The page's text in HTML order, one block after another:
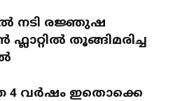
നടി രജ്ഞുഷ
തൂങ്ങിമരിച്ച
4 വര്‍ഷം ഇതൊക്കെ